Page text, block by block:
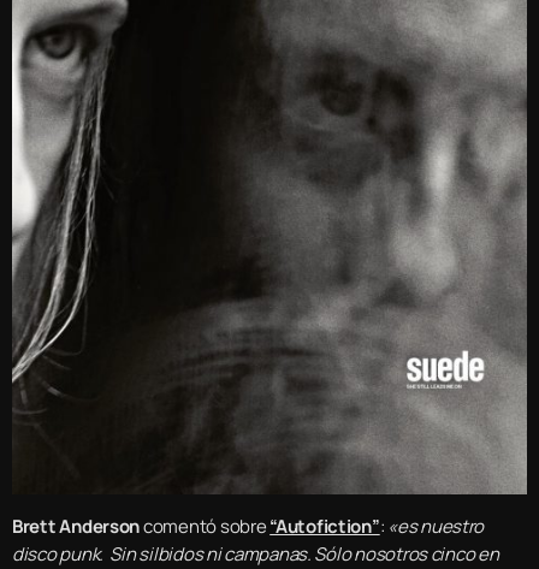
Brett Andersoncomentó sobre“Autofiction”: «es nuestro
disco punk. Sin silbidos ni campanas. Sólo nosotros cinco en